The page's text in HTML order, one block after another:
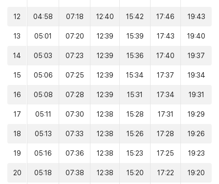
12 04:58 07:18 12:40 15:42 17:46 19:43
13 05:01 07:20 12:39 15:39 17:43 19:40
14 05:03 07:23 12:39 15:36 17:40 19:37
15 05:06 07:25 12:39 15:34 17:37 19:34
16 05:08 07:28 12:39 15:31 17:34 19:31
17 05:11 07:30 12:38 15:28 17:31 19:29
18 05:13 07:33 12:38 15:26 17:28 19:26
19 05:16 07:36 12:38 15:23 17:25 19:23
20 05:18 07:38 12:38 15:20 17:22 19:20